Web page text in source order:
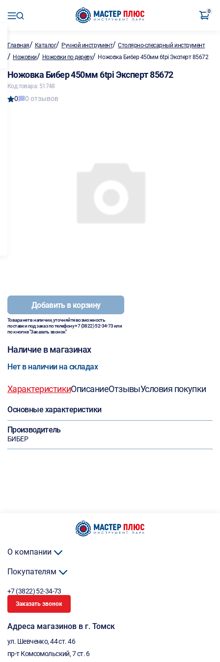
0
Главная/ Каталог/ Ручной инструмент/Столярно-слесарный инструмент
/ Ножовки/ Ножовки по дереву/ Ножовка Бибер 450мм 6tpi Эксперт 85672
Ножовка Бибер 450мм 6tpi Эксперт 85672
Код товара: 51748
0 0 отзывов
Добавить в корзину
Товара нет в наличии, уточняйте возможность
поставки под заказ по телефону+7 (3822) 52-34-73или
по кнопке "Заказать звонок"
Наличие в магазинах
Нет в наличии на складах
ХарактеристикиОписаниеОтзывыУсловия покупки
Основные характеристики
Производитель
БИБЕР
О компании
Покупателям
+7 (3822) 52-34-73
Заказать звонок
Адреса магазинов в г. Томск
ул. Шевченко, 44 ст. 46
пр-т Комсомольский, 7 ст. 6